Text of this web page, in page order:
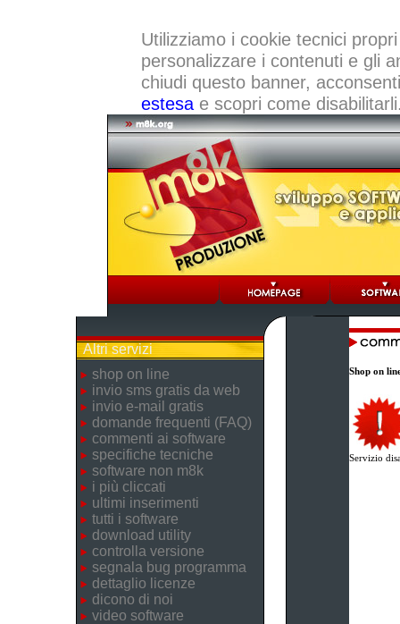
Utilizziamo i cookie tecnici
personalizzare i contenuti e gli
chiudi questo banner,
estesae scopri come
Altri servizi
shop on line
invio sms gratis da web
invio e-mail gratis
domande frequenti (FAQ)
commenti ai software
specifiche tecniche
software non m8k
i più cliccati
ultimi inserimenti
tutti i software
download utility
controlla versione
segnala bug programma
dettaglio licenze
dicono di noi
video software
Shop on
Servizio